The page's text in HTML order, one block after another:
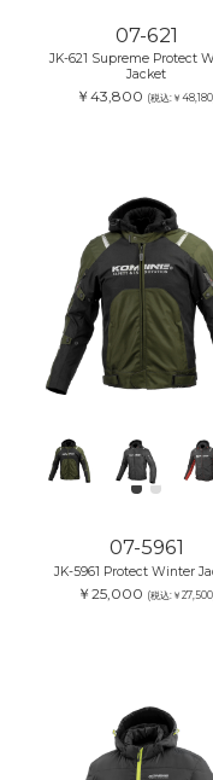
07-621
JK-621 Supreme Protect
Jacket
￥43,800 (税込:￥
07-5961
JK-5961 Protect Winter
￥25,000 (税込:￥